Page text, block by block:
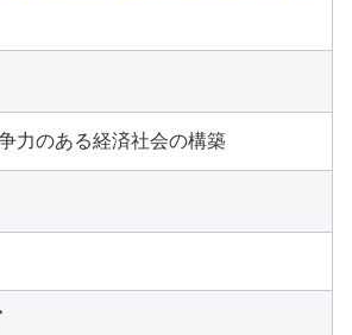
力のある経済社会の構築